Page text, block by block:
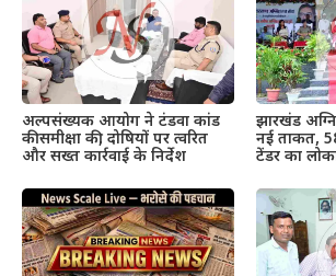
अल्पसंख्यक आयोग ने टंडवा कांड
की समीक्षा की, दोषियों पर त्वरित
और सख्त कार्रवाई के निर्देश
झारखंड
नई ताकत,
टेंडर का